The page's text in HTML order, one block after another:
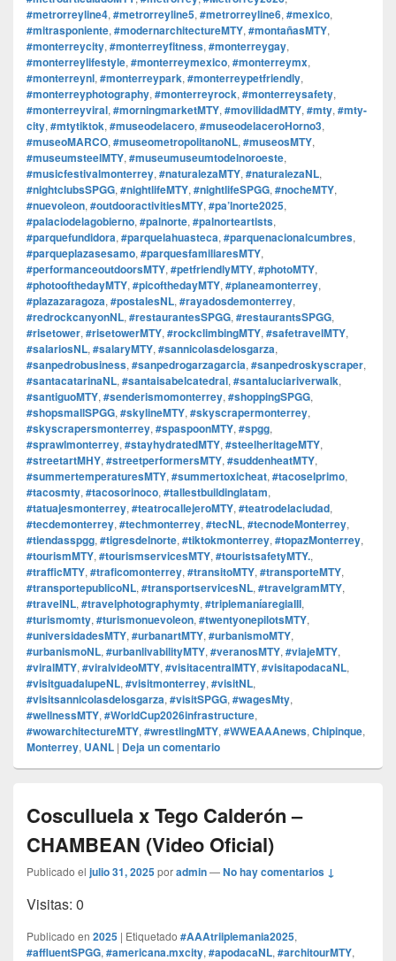
#metrorreyline4, #metrorreyline5, #metrorreyline6, #mexico,
#mitrasponiente, #modernarchitectureMTY, #montañasMTY,
#monterreycity, #monterreyfitness, #monterreygay,
#monterreylifestyle, #monterreymexico, #monterreymx,
#monterreynl, #monterreypark, #monterreypetfriendly,
#monterreyphotography, #monterreyrock, #monterreysafety,
#monterreyviral, #morningmarketMTY, #movilidadMTY, #mty, #mty-
city, #mtytiktok, #museodelacero, #museodelaceroHorno3,
#museoMARCO, #museometropolitanoNL, #museosMTY,
#museumsteelMTY, #museumuseumtodelnoroeste,
#musicfestivalmonterrey, #naturalezaMTY, #naturalezaNL,
#nightclubsSPGG, #nightlifeMTY, #nightlifeSPGG, #nocheMTY,
#nuevoleon, #outdooractivitiesMTY, #pa’lnorte2025,
#palaciodelagobierno, #palnorte, #palnorteartists,
#parquefundidora, #parquelahuasteca, #parquenacionalcumbres,
#parqueplazasesamo, #parquesfamiliaresMTY,
#performanceoutdoorsMTY, #petfriendlyMTY, #photoMTY,
#photoofthedayMTY, #picofthedayMTY, #planeamonterrey,
#plazazaragoza, #postalesNL, #rayadosdemonterrey,
#redrockcanyonNL, #restaurantesSPGG, #restaurantsSPGG,
#risetower, #risetowerMTY, #rockclimbingMTY, #safetravelMTY,
#salariosNL, #salaryMTY, #sannicolasdelosgarza,
#sanpedrobusiness, #sanpedrogarzagarcia, #sanpedroskyscraper,
#santacatarinaNL, #santaisabelcatedral, #santaluciariverwalk,
#santiguoMTY, #senderismomonterrey, #shoppingSPGG,
#shopsmallSPGG, #skylineMTY, #skyscrapermonterrey,
#skyscrapersmonterrey, #spaspoonMTY, #spgg,
#sprawlmonterrey, #stayhydratedMTY, #steelheritageMTY,
#streetartMHY, #streetperformersMTY, #suddenheatMTY,
#summertemperaturesMTY, #summertoxicheat, #tacoselprimo,
#tacosmty, #tacosorinoco, #tallestbuildinglatam,
#tatuajesmonterrey, #teatrocallejeroMTY, #teatrodelaciudad,
#tecdemonterrey, #techmonterrey, #tecNL, #tecnodeMonterrey,
#tiendasspgg, #tigresdelnorte, #tiktokmonterrey, #topazMonterrey,
#tourismMTY, #tourismservicesMTY, #touristsafetyMTY.,
#trafficMTY, #traficomonterrey, #transitoMTY, #transporteMTY,
#transportepublicoNL, #transportservicesNL, #travelgramMTY,
#travelNL, #travelphotographymty, #triplemaníaregiaIII,
#turismomty, #turismonuevoleon, #twentyonepilotsMTY,
#universidadesMTY, #urbanartMTY, #urbanismoMTY,
#urbanismoNL, #urbanlivabilityMTY, #veranosMTY, #viajeMTY,
#viralMTY, #viralvideoMTY, #visitacentralMTY, #visitapodacaNL,
#visitguadalupeNL, #visitmonterrey, #visitNL,
#visitsannicolasdelosgarza, #visitSPGG, #wagesMty,
#wellnessMTY, #WorldCup2026infrastructure,
#wowarchitectureMTY, #wrestlingMTY, #WWEAAAnews, Chipinque,
Monterrey, UANL | Deja un comentario
Cosculluela x Tego Calderón –
CHAMBEAN (Video Oficial)
Publicado el julio 31, 2025poradmin—No hay comentarios ↓
Visitas: 0
Publicado en 2025 | Etiquetado #AAAtriiplemania2025,
#affluentSPGG, #americana.mxcity, #apodacaNL, #architourMTY,